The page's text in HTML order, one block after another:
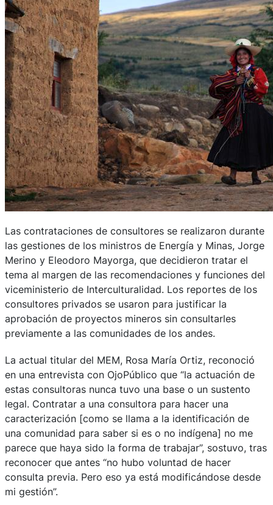
Las contrataciones de consultores se realizaron durante
las gestiones de los ministros de Energía y Minas, Jorge
Merino y Eleodoro Mayorga, que decidieron tratar el
tema al margen de las recomendaciones y funciones del
viceministerio de Interculturalidad. Los reportes de los
consultores privados se usaron para justificar la
aprobación de proyectos mineros sin consultarles
previamente a las comunidades de los andes.
La actual titular del MEM, Rosa María Ortiz, reconoció
en una entrevista con OjoPúblico que “la actuación de
estas consultoras nunca tuvo una base o un sustento
legal. Contratar a una consultora para hacer una
caracterización [como se llama a la identificación de
una comunidad para saber si es o no indígena] no me
parece que haya sido la forma de trabajar”, sostuvo, tras
reconocer que antes “no hubo voluntad de hacer
consulta previa. Pero eso ya está modificándose desde
mi gestión”.